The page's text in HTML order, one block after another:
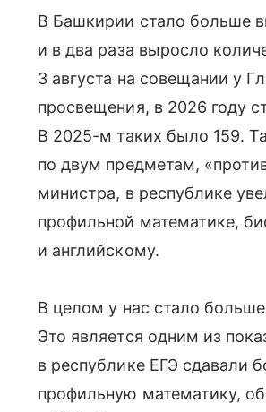
В Башкирии стало больше
и в два раза выросло
3 августа на совещании у
просвещения, в 2026 году
В 2025-м таких было 159.
по двум предметам,
министра, в республике
профильной математике,
и английскому.
В целом у нас стало
Это является одним из
в республике ЕГЭ сдавали
профильную математику,